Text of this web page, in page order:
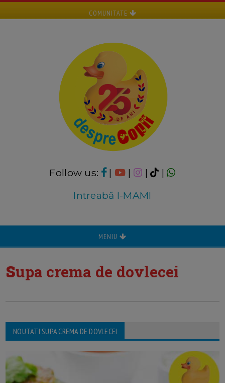
COMUNITATE
Follow us: | | |
|
Intreabă I-MAMI
MENIU
supa crema de dovlecei
NOUTATI SUPA CREMA DE DOVLECEI